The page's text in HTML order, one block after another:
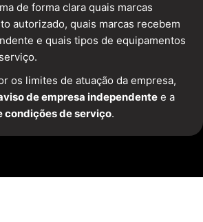
de forma clara quais marcas
autorizado, quais marcas recebem
e quais tipos de equipamentos
os limites de atuação da empresa,
de empresa independente e a
condições de serviço.